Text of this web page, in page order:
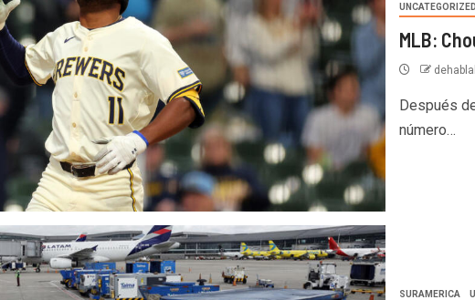
UNCATEGORIZED
MLB:
Después
número…
SURAMERICA